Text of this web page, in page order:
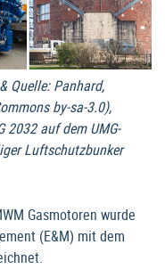
Quelle: Panhard,
by-sa-3.0),
2032 auf dem UMG-
Luftschutzbunker
Gasmotoren wurde
(E&M) mit dem